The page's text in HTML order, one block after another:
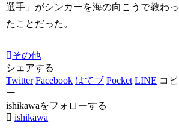
選手」がシンカーを海の向こうで教わっ
たことだった。
その他
シェアする
Twitter Facebook はてブ Pocket LINE コピ
ー
ishikawaをフォローする
ishikawa